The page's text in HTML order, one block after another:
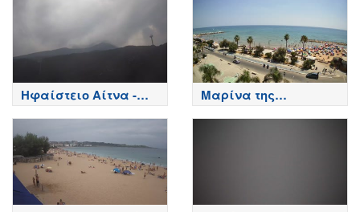
Ηφαίστειο Αίτνα -
Κορυφή κρατήρων,
Etna
Μαρίνα της
Ραγκούσα - Sicily